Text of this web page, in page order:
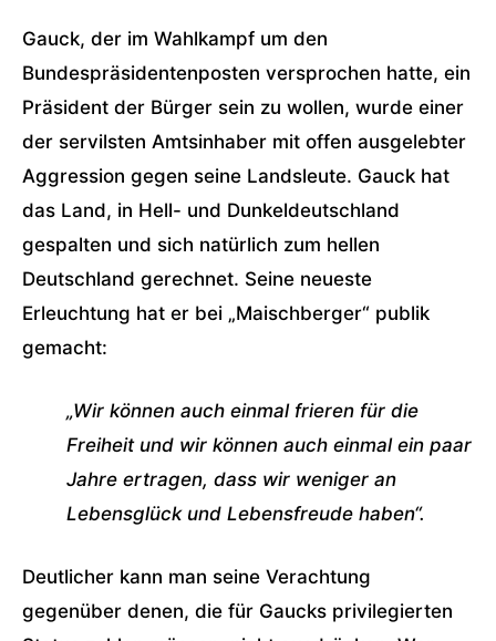
Gauck, der im Wahlkampf um den
Bundespräsidentenposten versprochen hatte, ein
Präsident der Bürger sein zu wollen, wurde einer
der servilsten Amtsinhaber mit offen ausgelebter
Aggression gegen seine Landsleute. Gauck hat
das Land, in Hell- und Dunkeldeutschland
gespalten und sich natürlich zum hellen
Deutschland gerechnet. Seine neueste
Erleuchtung hat er bei „Maischberger“ publik
gemacht:
„Wir können auch einmal frieren für die
Freiheit und wir können auch einmal ein paar
Jahre ertragen, dass wir weniger an
Lebensglück und Lebensfreude haben“.
Deutlicher kann man seine Verachtung
gegenüber denen, die für Gaucks privilegierten